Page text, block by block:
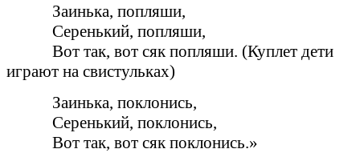
Заинька, попляши,
Серенький, попляши,
Вот так, вот сяк попляши. (Куплет дети
играют на свистульках)
Заинька, поклонись,
Серенький, поклонись,
Вот так, вот сяк поклонись.»